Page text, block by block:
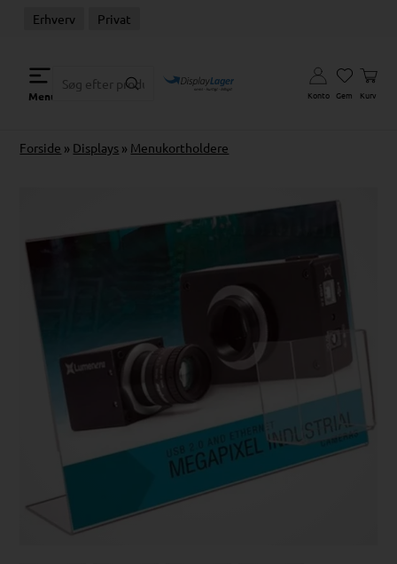
Erhverv Privat
Menu Konto Gem Kurv
Forside » Displays » Menukortholdere